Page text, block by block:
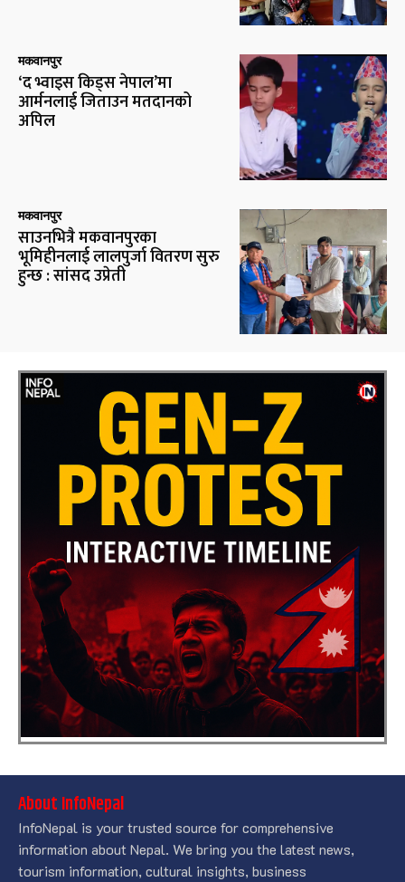
मकवानपुर
‘द भ्वाइस किड्स नेपाल’मा
आर्मनलाई जिताउन मतदानको
अपिल
मकवानपुर
साउनभित्रै मकवानपुरका
भूमिहीनलाई लालपुर्जा वितरण सुरु
हुन्छ : सांसद उप्रेती
About InfoNepal
InfoNepal is your trusted source for comprehensive
information about Nepal. We bring you the latest news,
tourism information, cultural insights, business